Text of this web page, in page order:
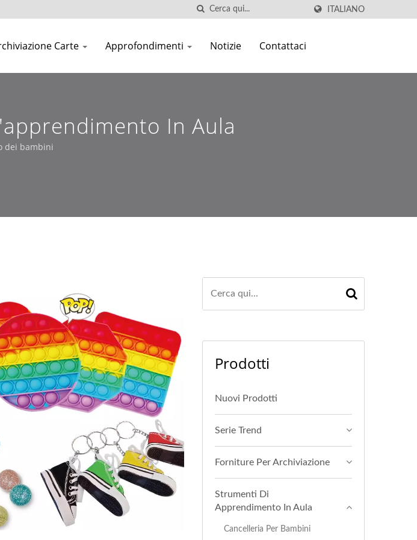
ITALIANO
Carte Approfondimenti Notizie Contattaci
In Aula
dei bambini
Prodotti
Nuovi Prodotti
Serie Trend
Forniture Per Archiviazione
Strumenti Di
Apprendimento In Aula
Cancelleria Per Bambini